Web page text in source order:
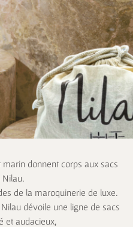
marin donnent corps aux sacs
de la maroquinerie de luxe.
dévoile une ligne de sacs
et audacieux,